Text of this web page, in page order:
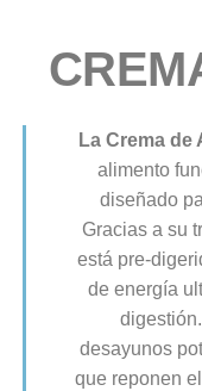
La Crema
alimento
diseñado
Gracias a su
está pre-
de energía
desayunos
que reponen